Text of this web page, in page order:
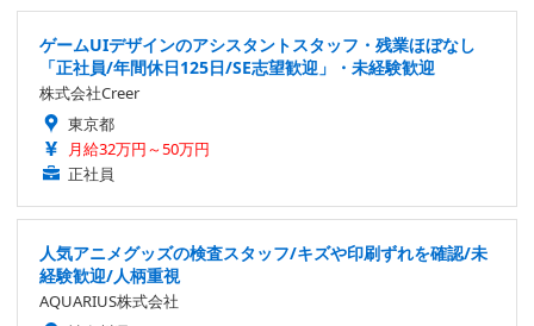
ゲームUIデザインのアシスタントスタッフ・残業ほぼなし
「正社員/年間休日125日/SE志望歓迎」・未経験歓迎
株式会社Creer
東京都
月給32万円～50万円
正社員
人気アニメグッズの検査スタッフ/キズや印刷ずれを確認/未
経験歓迎/人柄重視
AQUARIUS株式会社